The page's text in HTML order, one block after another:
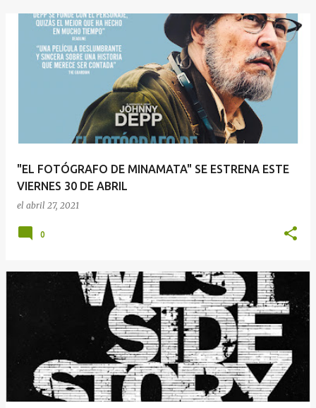
"EL FOTÓGRAFO DE MINAMATA" SE ESTRENA ESTE
VIERNES 30 DE ABRIL
el abril 27, 2021
0